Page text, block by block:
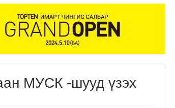
МУСК -шууд үзэх